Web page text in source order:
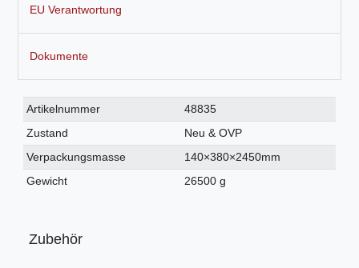
EU Verantwortung
Dokumente
Technisches
Merkmal
Wert
Artikelnummer
48835
Zustand
Neu & OVP
Verpackungsmasse
140×380×2450mm
Gewicht
26500 g
Zubehör